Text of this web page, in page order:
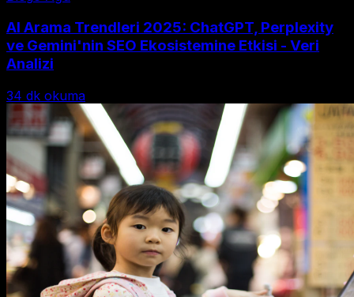
AI Arama Trendleri 2025: ChatGPT, Perplexity
ve Gemini'nin SEO Ekosistemine Etkisi - Veri
Analizi
34 dk okuma